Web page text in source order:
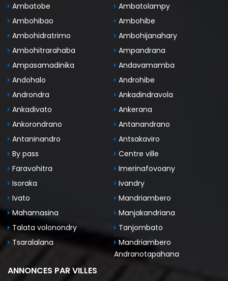
Ambatobe
Ambatolampy
Ambohibao
Ambohibe
Ambohidratrimo
Ambohijanahary
Ambohitrarahaba
Ampandrana
Ampasamadinika
Andavamamba
Andohalo
Androhibe
Androndra
Ankadindravola
Ankadivato
Ankerana
Ankorondrano
Antanandrano
Antaninandro
Antsakaviro
By pass
Centre ville
Faravohitra
Imerinafovoany
Isoraka
Ivandry
Ivato
Mandriambero
Mahamasina
Manjakandriana
Talata volonondry
Tanjombato
Tsaralalana
Mandriambero
Andranotapahana
ANNONCES PAR VILLES